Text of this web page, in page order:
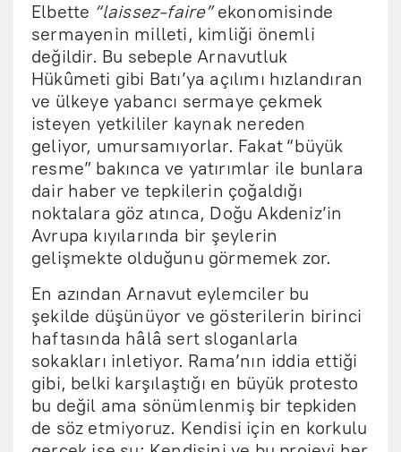
Elbette “laissez-faire”ekonomisinde
sermayenin milleti, kimliği önemli
değildir. Bu sebeple Arnavutluk
Hükûmeti gibi Batı’ya açılımı hızlandıran
ve ülkeye yabancı sermaye çekmek
isteyen yetkililer kaynak nereden
geliyor, umursamıyorlar. Fakat “büyük
resme” bakınca ve yatırımlar ile bunlara
dair haber ve tepkilerin çoğaldığı
noktalara göz atınca, Doğu Akdeniz’in
Avrupa kıyılarında bir şeylerin
gelişmekte olduğunu görmemek zor.
En azından Arnavut eylemciler bu
şekilde düşünüyor ve gösterilerin birinci
haftasında hâlâ sert sloganlarla
sokakları inletiyor. Rama’nın iddia ettiği
gibi, belki karşılaştığı en büyük protesto
bu değil ama sönümlenmiş bir tepkiden
de söz etmiyoruz. Kendisi için en korkulu